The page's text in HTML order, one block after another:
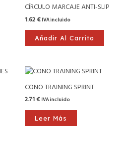
CÍRCULO MARCAJE ANTI-SLIP
1.62€ IVA incluido
Añadir Al Carrito
CONO TRAINING SPRINT
2.71€ IVA incluido
Leer Más